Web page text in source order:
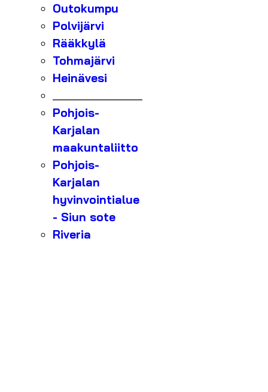
Outokumpu
Polvijärvi
Rääkkylä
Tohmajärvi
Heinävesi
Pohjois-
Karjalan
maakuntaliitto
Pohjois-
Karjalan
hyvinvointialue
- Siun sote
Riveria